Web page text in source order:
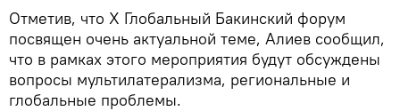
Отметив, что Х Глобальный Бакинский форум
посвящен очень актуальной теме, Алиев сообщил,
что в рамках этого мероприятия будут обсуждены
вопросы мультилатерализма, региональные и
глобальные проблемы.